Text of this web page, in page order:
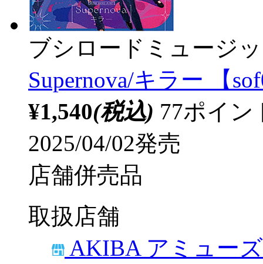
ブシロードミュージ
Supernova/キラー 【
¥1,540(税込) 77ポイ
2025/04/02発売
店舗併売品
取扱店舗
AKIBA アミュー